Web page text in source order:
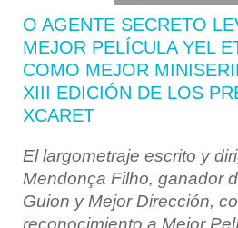
O AGENTE SECRETO
MEJOR PELÍCULA YEL
COMO MEJOR
XIII EDICIÓN DE LOS
XCARET
El largometraje escrito y
Mendonça Filho, ganador
Guion y Mejor Dirección,
reconocimiento a Mejor